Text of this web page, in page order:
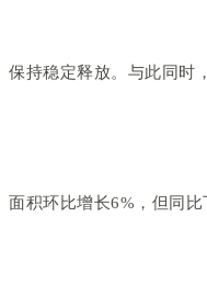
保持稳定释放。与此同时
面积环比增长6%，但同